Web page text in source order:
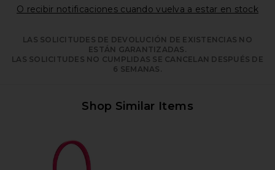
O recibir notificaciones cuando vuelva a estar en stock
LAS SOLICITUDES DE DEVOLUCIÓN DE EXISTENCIAS NO
ESTÁN GARANTIZADAS.
LAS SOLICITUDES NO CUMPLIDAS SE CANCELAN DESPUÉS DE
6 SEMANAS.
Shop Similar Items